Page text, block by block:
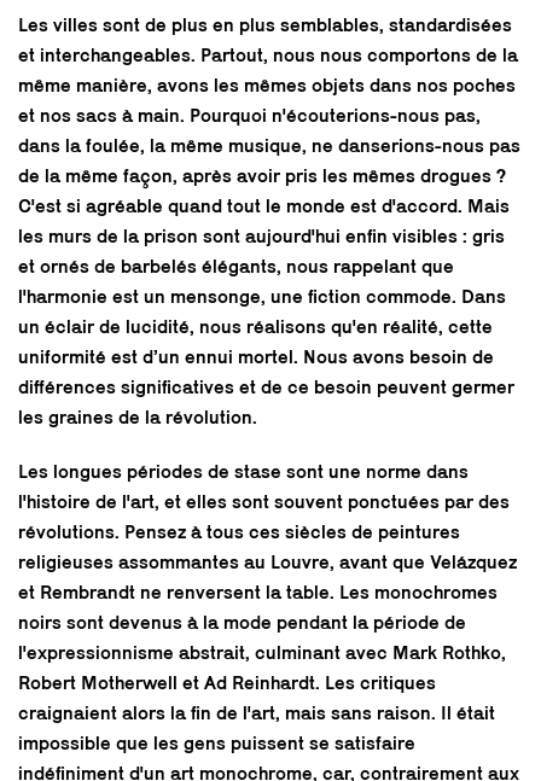
Les villes sont de plus en plus semblables, standardisées
et interchangeables. Partout, nous nous comportons de la
même manière, avons les mêmes objets dans nos poches
et nos sacs à main. Pourquoi n'écouterions-nous pas,
dans la foulée, la même musique, ne danserions-nous pas
de la même façon, après avoir pris les mêmes drogues ?
C'est si agréable quand tout le monde est d'accord. Mais
les murs de la prison sont aujourd'hui enfin visibles : gris
et ornés de barbelés élégants, nous rappelant que
l'harmonie est un mensonge, une fiction commode. Dans
un éclair de lucidité, nous réalisons qu'en réalité, cette
uniformité est d’un ennui mortel. Nous avons besoin de
différences significatives et de ce besoin peuvent germer
les graines de la révolution.
Les longues périodes de stase sont une norme dans
l'histoire de l'art, et elles sont souvent ponctuées par des
révolutions. Pensez à tous ces siècles de peintures
religieuses assommantes au Louvre, avant que Velázquez
et Rembrandt ne renversent la table. Les monochromes
noirs sont devenus à la mode pendant la période de
l'expressionnisme abstrait, culminant avec Mark Rothko,
Robert Motherwell et Ad Reinhardt. Les critiques
craignaient alors la fin de l'art, mais sans raison. Il était
impossible que les gens puissent se satisfaire
indéfiniment d'un art monochrome, car, contrairement aux